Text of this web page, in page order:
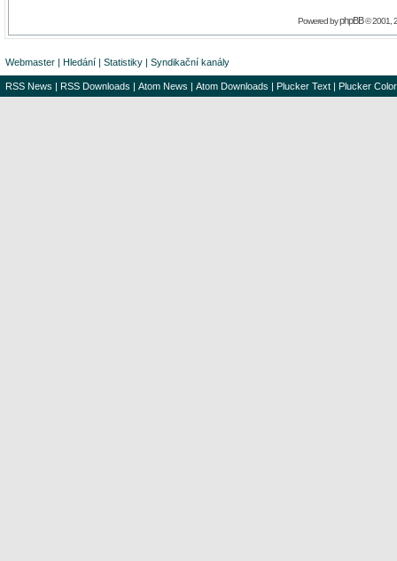
Powered byphpBB© 2001,
Webmaster | Hledání | Statistiky | Syndikační kanály
RSS News | RSS Downloads | Atom News | Atom Downloads | Plucker Text | Plucker Color